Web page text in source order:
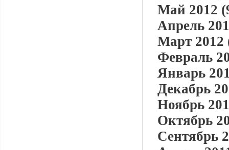
Май 2012
Апрель
Март 2012
Февраль
Январь
Декабрь
Ноябрь
Октябрь
Сентябрь